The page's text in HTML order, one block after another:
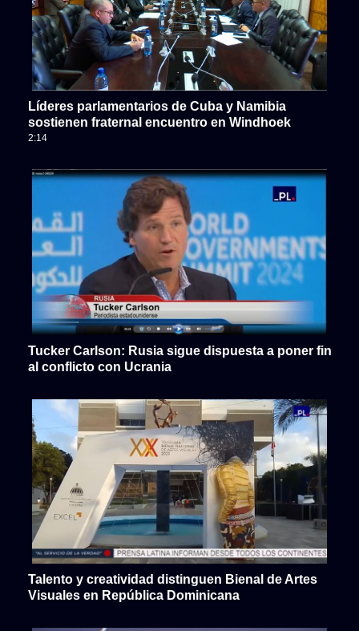
Líderes parlamentarios de Cuba y Namibia
sostienen fraternal encuentro en Windhoek
2:14
Tucker Carlson: Rusia sigue dispuesta a poner fin
al conflicto con Ucrania
Talento y creatividad distinguen Bienal de Artes
Visuales en República Dominicana